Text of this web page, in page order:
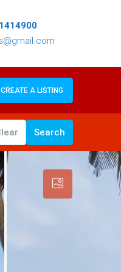
CREATE A LISTING
Search